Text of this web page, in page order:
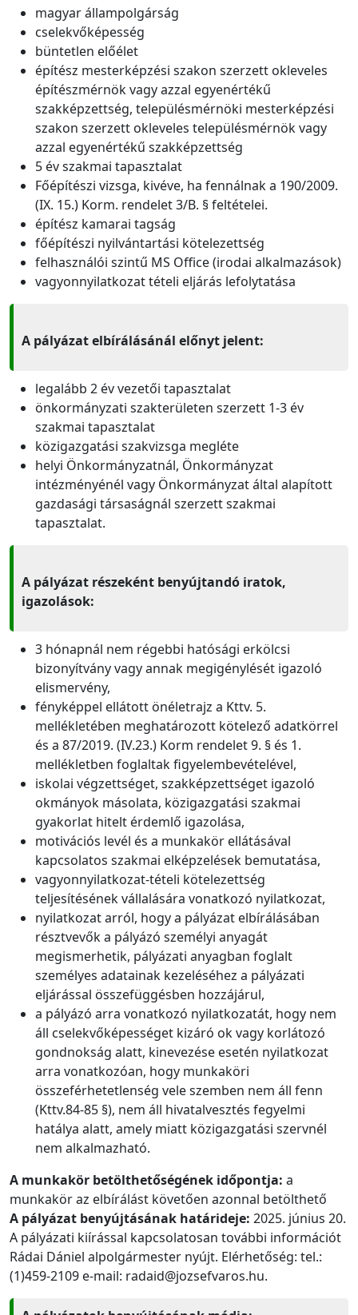
magyar állampolgárság
cselekvőképesség
büntetlen előélet
építész mesterképzési szakon szerzett okleveles
építészmérnök vagy azzal egyenértékű
szakképzettség, településmérnöki mesterképzési
szakon szerzett okleveles településmérnök vagy
azzal egyenértékű szakképzettség
5 év szakmai tapasztalat
Főépítészi vizsga, kivéve, ha fennálnak a 190/2009.
(IX. 15.) Korm. rendelet 3/B. § feltételei.
építész kamarai tagság
főépítészi nyilvántartási kötelezettség
felhasználói szintű MS Office (irodai alkalmazások)
vagyonnyilatkozat tételi eljárás lefolytatása
A pályázat elbírálásánál előnyt jelent:
legalább 2 év vezetői tapasztalat
önkormányzati szakterületen szerzett 1-3 év
szakmai tapasztalat
közigazgatási szakvizsga megléte
helyi Önkormányzatnál, Önkormányzat
intézményénél vagy Önkormányzat által alapított
gazdasági társaságnál szerzett szakmai
tapasztalat.
A pályázat részeként benyújtandó iratok,
igazolások:
3 hónapnál nem régebbi hatósági erkölcsi
bizonyítvány vagy annak megigénylését igazoló
elismervény,
fényképpel ellátott önéletrajz a Kttv. 5.
mellékletében meghatározott kötelező adatkörrel
és a 87/2019. (IV.23.) Korm rendelet 9. § és 1.
mellékletben foglaltak figyelembevételével,
iskolai végzettséget, szakképzettséget igazoló
okmányok másolata, közigazgatási szakmai
gyakorlat hitelt érdemlő igazolása,
motivációs levél és a munkakör ellátásával
kapcsolatos szakmai elképzelések bemutatása,
vagyonnyilatkozat-tételi kötelezettség
teljesítésének vállalására vonatkozó nyilatkozat,
nyilatkozat arról, hogy a pályázat elbírálásában
résztvevők a pályázó személyi anyagát
megismerhetik, pályázati anyagban foglalt
személyes adatainak kezeléséhez a pályázati
eljárással összefüggésben hozzájárul,
a pályázó arra vonatkozó nyilatkozatát, hogy nem
áll cselekvőképességet kizáró ok vagy korlátozó
gondnokság alatt, kinevezése esetén nyilatkozat
arra vonatkozóan, hogy munkaköri
összeférhetetlenség vele szemben nem áll fenn
(Kttv.84-85 §), nem áll hivatalvesztés fegyelmi
hatálya alatt, amely miatt közigazgatási szervnél
nem alkalmazható.
A munkakör betölthetőségének időpontja: a
munkakör az elbírálást követően azonnal betölthető
A pályázat benyújtásának határideje: 2025. június 20.
A pályázati kiírással kapcsolatosan további információt
Rádai Dániel alpolgármester nyújt. Elérhetőség: tel.:
(1)459-2109 e-mail: radaid@jozsefvaros.hu.